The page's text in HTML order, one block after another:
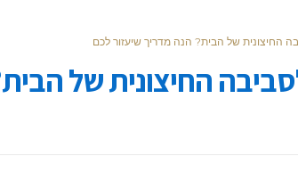
החיצונית של הבית? הנה מדריך שיעזור לכם
החיצונית של